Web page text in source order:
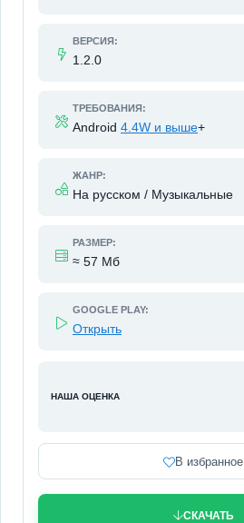
ВЕРСИЯ:
1.2.0
ТРЕБОВАНИЯ:
Android 4.4W и выше+
ЖАНР:
На русском / Музыкальные
РАЗМЕР:
≈ 57 Мб
GOOGLE PLAY:
Открыть
НАША ОЦЕНКА
В избранное
СКАЧАТЬ